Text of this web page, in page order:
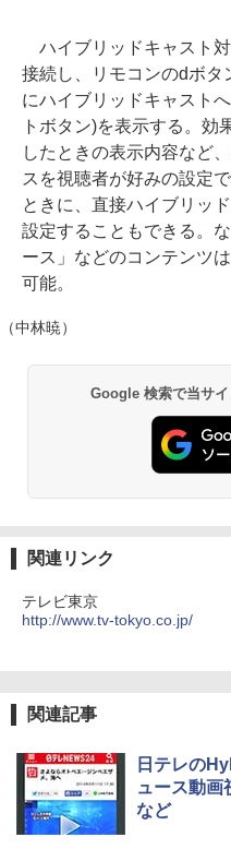
ハイブリッドキャスト
接続し、リモコンのdボタ
にハイブリッドキャスト
トボタン)を表示する。効
したときの表示内容など
スを視聴者が好みの設定
ときに、直接ハイブリッ
設定することもできる。
ース」などのコンテンツ
可能。
（中林暁）
Google 検索で当サ
関連リンク
テレビ東京
http://www.tv-tokyo.co.jp/
関連記事
日テレの
ュース動画
など